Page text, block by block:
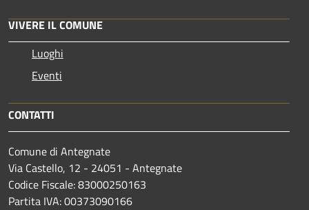
VIVERE IL COMUNE
Luoghi
Eventi
CONTATTI
Comune di Antegnate
Via Castello, 12 - 24051 - Antegnate
Codice Fiscale: 83000250163
Partita IVA: 00373090166